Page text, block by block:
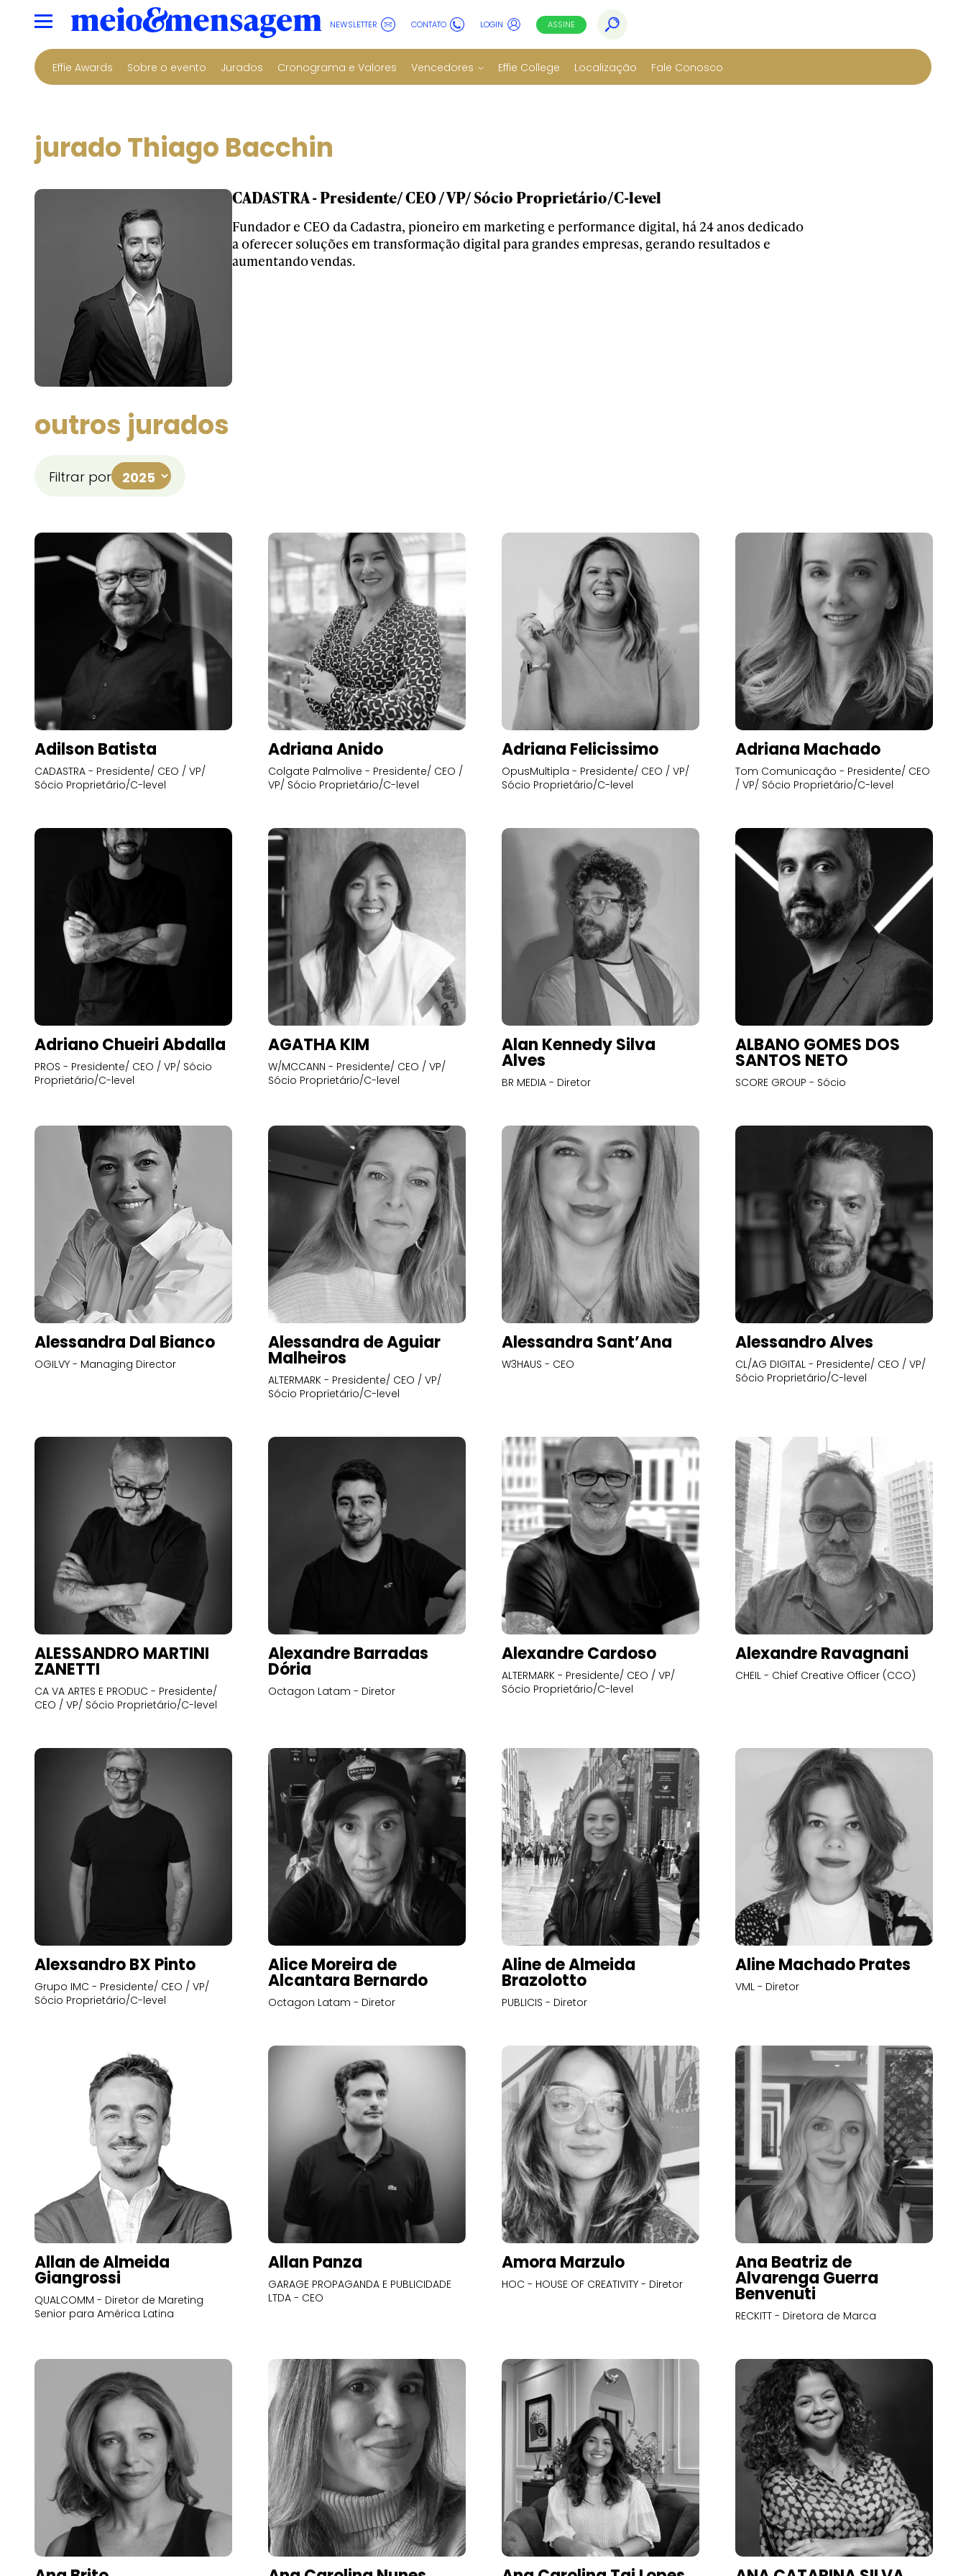
NEWSLETTER CONTATO LOGIN ASSINE
Effie Awards Sobre o evento Jurados Cronograma e Valores Vencedores Effie College Localização Fale Conosco
jurado Thiago Bacchin
CADASTRA - Presidente/ CEO / VP/ Sócio Proprietário/C-level
Fundador e CEO da Cadastra, pioneiro em marketing e performance digital, há 24 anos dedicado
a oferecer soluções em transformação digital para grandes empresas, gerando resultados e
aumentando vendas.
outros jurados
Filtrar por
Adilson Batista
CADASTRA - Presidente/ CEO / VP/
Sócio Proprietário/C-level
Adriana Anido
Colgate Palmolive - Presidente/ CEO /
VP/ Sócio Proprietário/C-level
Adriana Felicissimo
OpusMultipla - Presidente/ CEO / VP/
Sócio Proprietário/C-level
Adriana Machado
Tom Comunicação - Presidente/ CEO
/ VP/ Sócio Proprietário/C-level
Adriano Chueiri Abdalla
PROS - Presidente/ CEO / VP/ Sócio
Proprietário/C-level
AGATHA KIM
W/MCCANN - Presidente/ CEO / VP/
Sócio Proprietário/C-level
Alan Kennedy Silva
Alves
BR MEDIA - Diretor
ALBANO GOMES DOS
SANTOS NETO
SCORE GROUP - Sócio
Alessandra Dal Bianco
OGILVY - Managing Director
Alessandra de Aguiar
Malheiros
ALTERMARK - Presidente/ CEO / VP/
Sócio Proprietário/C-level
Alessandra Sant’Ana
W3HAUS - CEO
Alessandro Alves
CL/AG DIGITAL - Presidente/ CEO / VP/
Sócio Proprietário/C-level
ALESSANDRO MARTINI
ZANETTI
CA VA ARTES E PRODUC - Presidente/
CEO / VP/ Sócio Proprietário/C-level
Alexandre Barradas
Dória
Octagon Latam - Diretor
Alexandre Cardoso
ALTERMARK - Presidente/ CEO / VP/
Sócio Proprietário/C-level
Alexandre Ravagnani
CHEIL - Chief Creative Officer (CCO)
Alexsandro BX Pinto
Grupo IMC - Presidente/ CEO / VP/
Sócio Proprietário/C-level
Alice Moreira de
Alcantara Bernardo
Octagon Latam - Diretor
Aline de Almeida
Brazolotto
PUBLICIS - Diretor
Aline Machado Prates
VML - Diretor
Allan de Almeida
Giangrossi
QUALCOMM - Diretor de Mareting
Senior para América Latina
Allan Panza
GARAGE PROPAGANDA E PUBLICIDADE
LTDA - CEO
Amora Marzulo
HOC - HOUSE OF CREATIVITY - Diretor
Ana Beatriz de
Alvarenga Guerra
Benvenuti
RECKITT - Diretora de Marca